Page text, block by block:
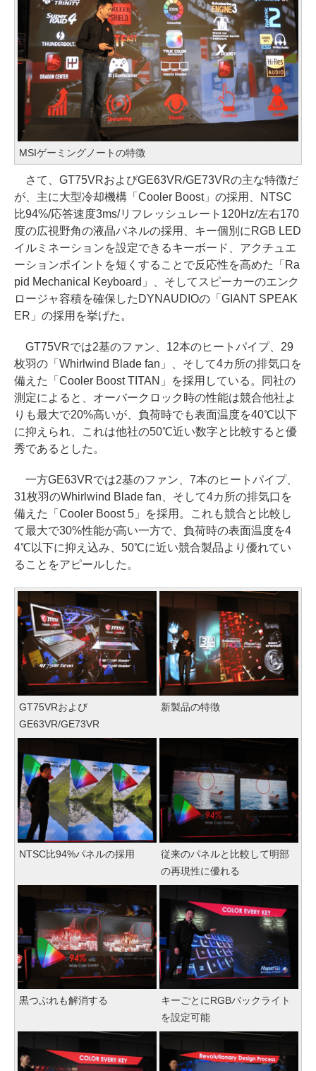
MSIゲーミングノートの特徴
さて、GT75VRおよびGE63VR/GE73VRの主な特徴だ
が、主に大型冷却機構「Cooler Boost」の採用、NTSC
比94%/応答速度3ms/リフレッシュレート120Hz/左右170
度の広視野角の液晶パネルの採用、キー個別にRGB LED
イルミネーションを設定できるキーボード、アクチュエ
ーションポイントを短くすることで反応性を高めた「Ra
pid Mechanical Keyboard」、そしてスピーカーのエンク
ロージャ容積を確保したDYNAUDIOの「GIANT SPEAK
ER」の採用を挙げた。
GT75VRでは2基のファン、12本のヒートパイプ、29
枚羽の「Whirlwind Blade fan」、そして4カ所の排気口を
備えた「Cooler Boost TITAN」を採用している。同社の
測定によると、オーバークロック時の性能は競合他社よ
りも最大で20%高いが、負荷時でも表面温度を40℃以下
に抑えられ、これは他社の50℃近い数字と比較すると優
秀であるとした。
一方GE63VRでは2基のファン、7本のヒートパイプ、
31枚羽のWhirlwind Blade fan、そして4カ所の排気口を
備えた「Cooler Boost 5」を採用。これも競合と比較し
て最大で30%性能が高い一方で、負荷時の表面温度を4
4℃以下に抑え込み、50℃に近い競合製品より優れてい
ることをアピールした。
GT75VRおよび
GE63VR/GE73VR
新製品の特徴
NTSC比94%パネルの採用
従来のパネルと比較して明部
の再現性に優れる
黒つぶれも解消する
キーごとにRGBバックライト
を設定可能